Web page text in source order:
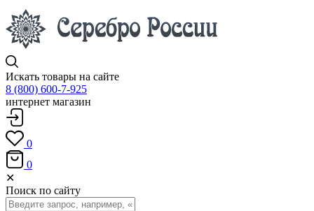
Искать товары на сайте
8 (800) 600-7-925
интернет магазин
0
0
✕
Поиск по сайту